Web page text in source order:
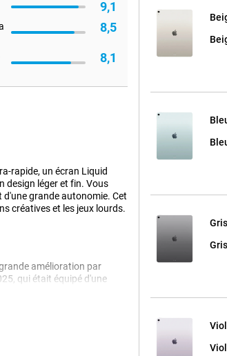
9,1
8,5
8,1
rapide, un écran Liquid
design léger et fin. Vous
grande autonomie. Cet
créatives et les jeux lourds.
amélioration par
qui était équipé d'une
cette tablette reste rapide
Gris
Gris